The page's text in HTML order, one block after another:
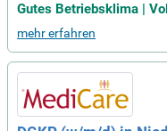
Gutes Betriebsklima |
mehr erfahren